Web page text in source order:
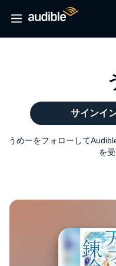
サインイ
うめーをフォローして
を